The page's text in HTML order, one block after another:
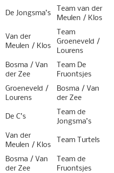
De Jongsma’s
Team van der
Meulen / Klos
Van der
Meulen / Klos
Team
Groeneveld /
Lourens
Bosma / Van
der Zee
Team De
Fruontsjes
Groeneveld /
Lourens
Bosma / Van
der Zee
De C’s
Team de
Jongsma’s
Van der
Meulen / Klos
Team Turtels
Bosma / Van
der Zee
Team de
Fruontsjes